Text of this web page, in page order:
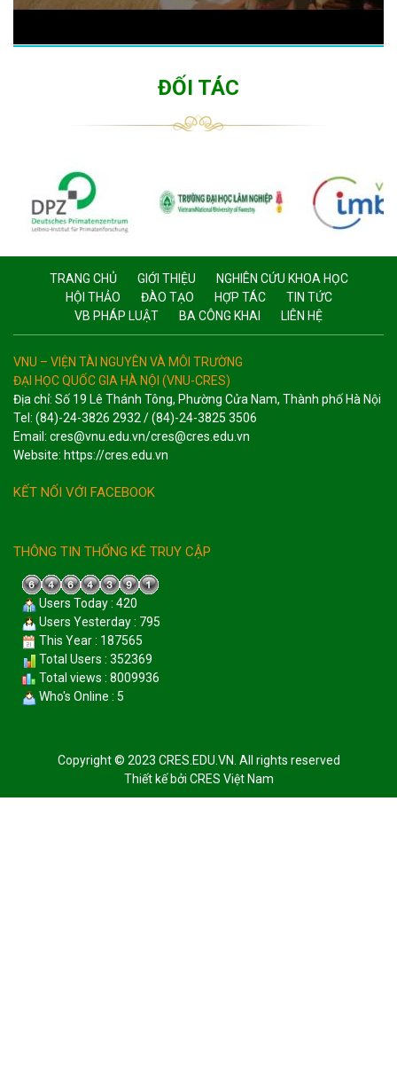
ĐỐI TÁC
TRANG CHỦ GIỚI THIỆU
NGHIÊN CỨU KHOA HỌC
HỘI THẢO
ĐÀO TẠO HỢP TÁC
TIN TỨC
VB PHÁP LUẬT
BA CÔNG KHAI LIÊN HỆ
VNU – VIỆN TÀI NGUYÊN VÀ MÔI TRƯỜNG
ĐẠI HỌC QUỐC GIA HÀ NỘI (VNU-CRES)
Địa chỉ: Số 19 Lê Thánh Tông, Phường Cửa Nam, Thành phố Hà Nội
Tel: (84)-24-3826 2932 / (84)-24-3825 3506
Email: cres@vnu.edu.vn/cres@cres.edu.vn
Website: https://cres.edu.vn
KẾT NỐI VỚI FACEBOOK
THÔNG TIN THỐNG KÊ TRUY CẬP
Users Today : 420
Users Yesterday : 795
This Year : 187565
Total Users : 352369
Total views : 8009936
Who's Online : 5
Copyright © 2023 CRES.EDU.VN. All rights reserved
Thiết kế bởi CRES Việt Nam